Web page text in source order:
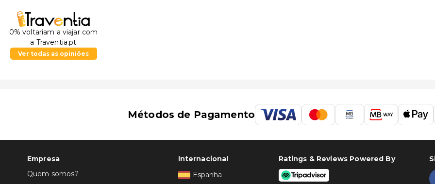
0% voltariam a viajar com
a Traventia.pt
Ver todas as opiniões
Métodos de Pagamento
Empresa
Quem somos?
Internacional
Espanha
Ratings & Reviews Powered By